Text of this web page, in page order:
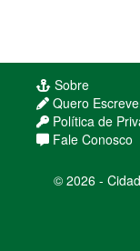
Sobre
Quero
Política de
Fale Conosco
© 2026 -